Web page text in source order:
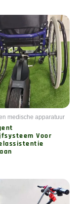
medische apparatuur
Voor